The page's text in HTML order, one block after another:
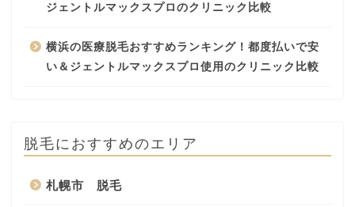
ジェントルマックスプロのクリニック比較
横浜の医療脱毛おすすめランキング！都度払いで安
い＆ジェントルマックスプロ使用のクリニック比較
脱毛におすすめのエリア
札幌市 脱毛